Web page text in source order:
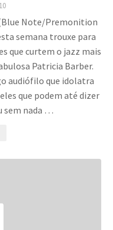
(Blue Note/Premonition
semana trouxe para
que curtem o jazz mais
Patricia Barber.
audiófilo que idolatra
que podem até dizer
sem nada …